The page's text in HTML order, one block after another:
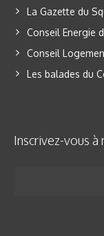
La Gazette du
Conseil Energie
Conseil
Les balades du
Inscrivez-vous